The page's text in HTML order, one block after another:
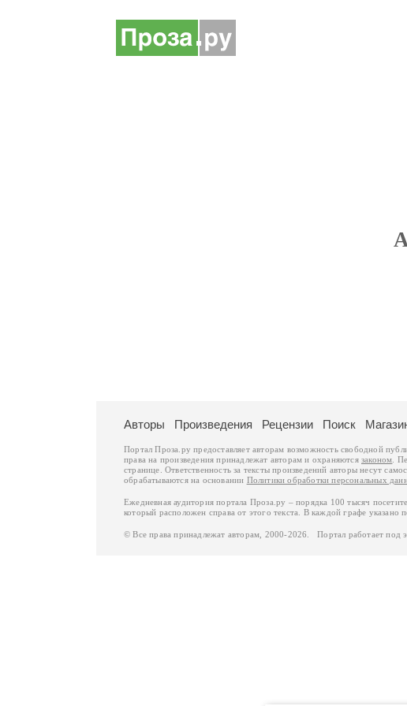
Авторы Произведения Рецензии Поиск
Портал Проза.ру предоставляет авторам возможность свободной
права на произведения принадлежат авторам и охраняются законом .
странице. Ответственность за тексты произведений авторы несут
обрабатываются на основании Политики обработки персональных
Ежедневная аудитория портала Проза.ру – порядка 100 тысяч
который расположен справа от этого текста. В каждой графе указано
© Все права принадлежат авторам, 2000-2026. Портал работает под